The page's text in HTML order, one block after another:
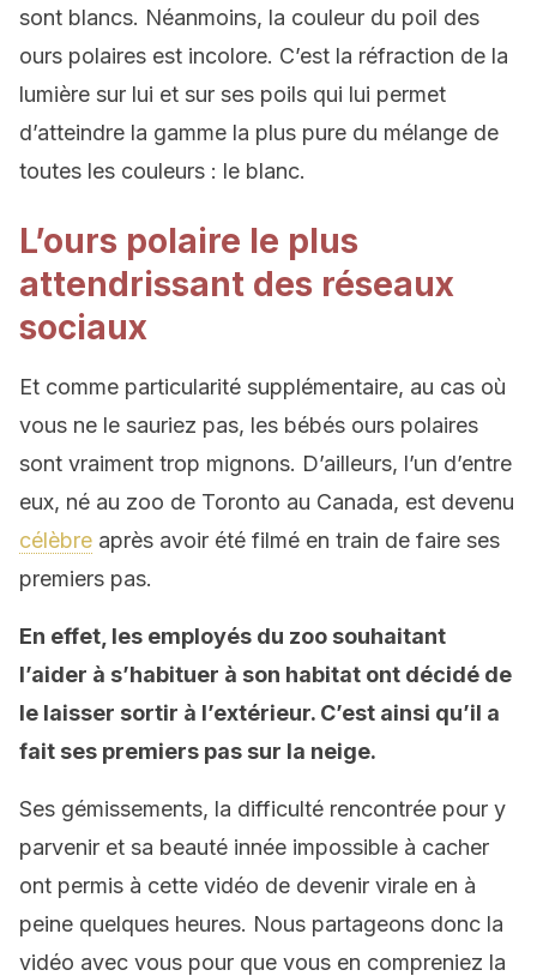
sont blancs. Néanmoins, la couleur du poil des
ours polaires est incolore. C’est la réfraction de la
lumière sur lui et sur ses poils qui lui permet
d’atteindre la gamme la plus pure du mélange de
toutes les couleurs : le blanc.
L’ours polaire le plus
attendrissant des réseaux
sociaux
Et comme particularité supplémentaire, au cas où
vous ne le sauriez pas, les bébés ours polaires
sont vraiment trop mignons. D’ailleurs, l’un d’entre
eux, né au zoo de Toronto au Canada, est devenu
célèbre après avoir été filmé en train de faire ses
premiers pas.
En effet, les employés du zoo souhaitant
l’aider à s’habituer à son habitat ont décidé de
le laisser sortir à l’extérieur. C’est ainsi qu’il a
fait ses premiers pas sur la neige.
Ses gémissements, la difficulté rencontrée pour y
parvenir et sa beauté innée impossible à cacher
ont permis à cette vidéo de devenir virale en à
peine quelques heures. Nous partageons donc la
vidéo avec vous pour que vous en compreniez la